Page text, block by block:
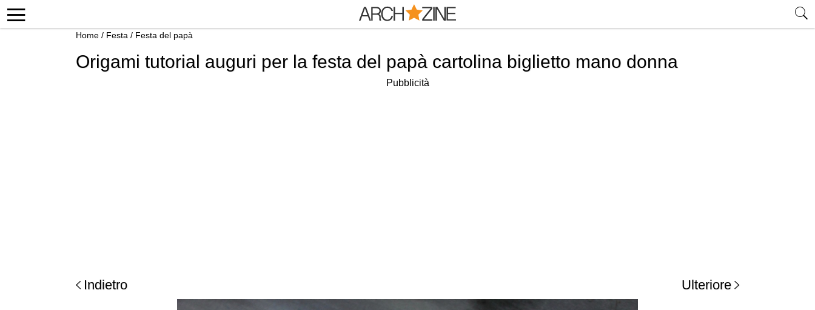
Home / Festa / Festa del papà
Origami tutorial auguri per la festa del papà cartolina biglietto mano donna
Pubblicità
Indietro Ulteriore